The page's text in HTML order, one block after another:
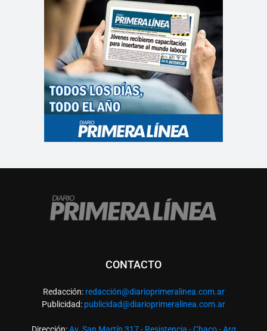
CONTACTO
Redacción: redacción@diarioprimeralinea.com.ar
Publicidad: publicidad@diarioprimeralinea.com.ar
Dirección: Av. San Martín 317 - Resistencia - Chaco - Arg